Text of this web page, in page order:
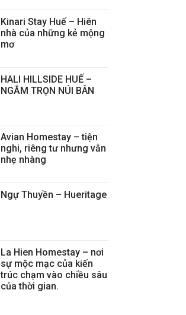
Kinari Stay Huế – Hiên
nhà của những kẻ mộng
mơ
HALI HILLSIDE HUẾ –
NGẮM TRỌN NÚI BÂN
Avian Homestay – tiện
nghi, riêng tư nhưng vẫn
nhẹ nhàng
Ngự Thuyền – Hueritage
La Hien Homestay – nơi
sự mộc mạc của kiến
trúc chạm vào chiều sâu
của thời gian.